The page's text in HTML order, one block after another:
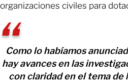
organizaciones civiles para
Como lo habíamos
hay avances en las
con claridad en el tema de